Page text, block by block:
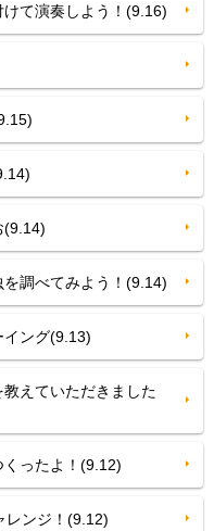
て演奏しよう！(9.16)
調べてみよう！(9.14)
ング(9.13)
えていただきました
ったよ！(9.12)
ンジ！(9.12)